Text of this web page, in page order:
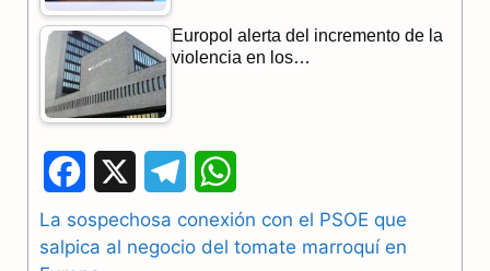
Europol alerta del incremento de la
violencia en los…
a
c
e
l
h
a
La sospechosa conexión con el PSOE que
salpica al negocio del tomate marroquí en